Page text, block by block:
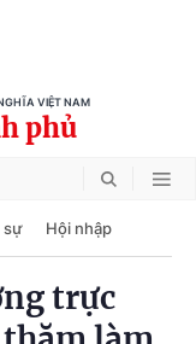
VIỆT NAM
phủ
sự Hội nhập
trực